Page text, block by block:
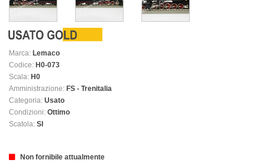
Marca: Lemaco
Codice: H0-073
Scala: H0
Amministrazione: FS - Trenitalia
Categoria: Usato
Condizioni: Ottimo
Scatola: SI
Non fornibile attualmente